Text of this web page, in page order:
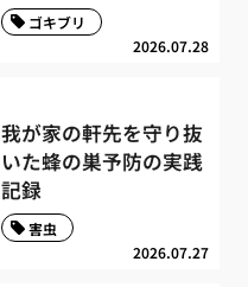
2026.07.28
ゴキブリ
我が家の軒先を守り抜
いた蜂の巣予防の実践
記録
2026.07.27
害虫